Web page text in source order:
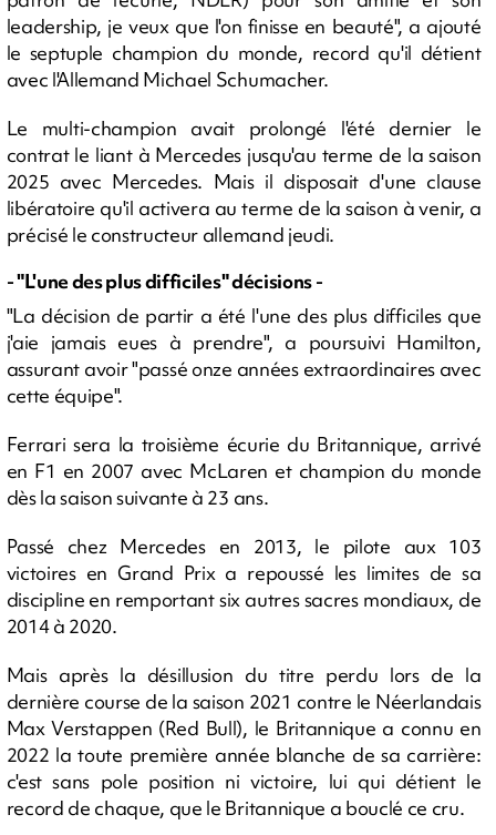
leadership, je veux que l'on finisse en beauté", a ajouté
le septuple champion du monde, record qu'il détient
avec l'Allemand Michael Schumacher.
Le multi-champion avait prolongé l'été dernier le
contrat le liant à Mercedes jusqu'au terme de la saison
2025 avec Mercedes. Mais il disposait d'une clause
libératoire qu'il activera au terme de la saison à venir, a
précisé le constructeur allemand jeudi.
- "L'une des plus difficiles" décisions -
"La décision de partir a été l'une des plus difficiles que
j'aie jamais eues à prendre", a poursuivi Hamilton,
assurant avoir "passé onze années extraordinaires avec
cette équipe".
Ferrari sera la troisième écurie du Britannique, arrivé
en F1 en 2007 avec McLaren et champion du monde
dès la saison suivante à 23 ans.
Passé chez Mercedes en 2013, le pilote aux 103
victoires en Grand Prix a repoussé les limites de sa
discipline en remportant six autres sacres mondiaux, de
2014 à 2020.
Mais après la désillusion du titre perdu lors de la
dernière course de la saison 2021 contre le Néerlandais
Max Verstappen (Red Bull), le Britannique a connu en
2022 la toute première année blanche de sa carrière:
c'est sans pole position ni victoire, lui qui détient le
record de chaque, que le Britannique a bouclé ce cru.